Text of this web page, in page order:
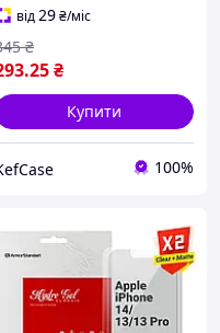
Матове для Айфон
Про Макс
від29₴/міс
.25₴
₴
Купити
100%